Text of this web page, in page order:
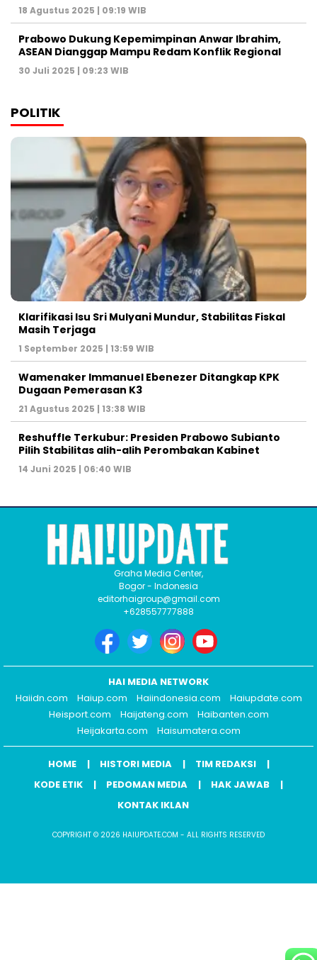
18 Agustus 2025 | 09:19 WIB
Prabowo Dukung Kepemimpinan Anwar Ibrahim,
ASEAN Dianggap Mampu Redam Konflik Regional
30 Juli 2025 | 09:23 WIB
POLITIK
Klarifikasi Isu Sri Mulyani Mundur, Stabilitas Fiskal
Masih Terjaga
1 September 2025 | 13:59 WIB
Wamenaker Immanuel Ebenezer Ditangkap KPK
Dugaan Pemerasan K3
21 Agustus 2025 | 13:38 WIB
Reshuffle Terkubur: Presiden Prabowo Subianto
Pilih Stabilitas alih-alih Perombakan Kabinet
14 Juni 2025 | 06:40 WIB
Graha Media Center,
Bogor - Indonesia
editorhaigroup@gmail.com
+628557777888
HAI MEDIA NETWORK
Haiidn.com
Haiup.com Haiindonesia.com
Haiupdate.com
Heisport.com
Haijateng.com
Haibanten.com
Heijakarta.com
Haisumatera.com
HOME HISTORI MEDIA
TIM REDAKSI
KODE ETIK
PEDOMAN MEDIA
HAK JAWAB
KONTAK IKLAN
COPYRIGHT © 2026 HAIUPDATE.COM - ALL RIGHTS RESERVED